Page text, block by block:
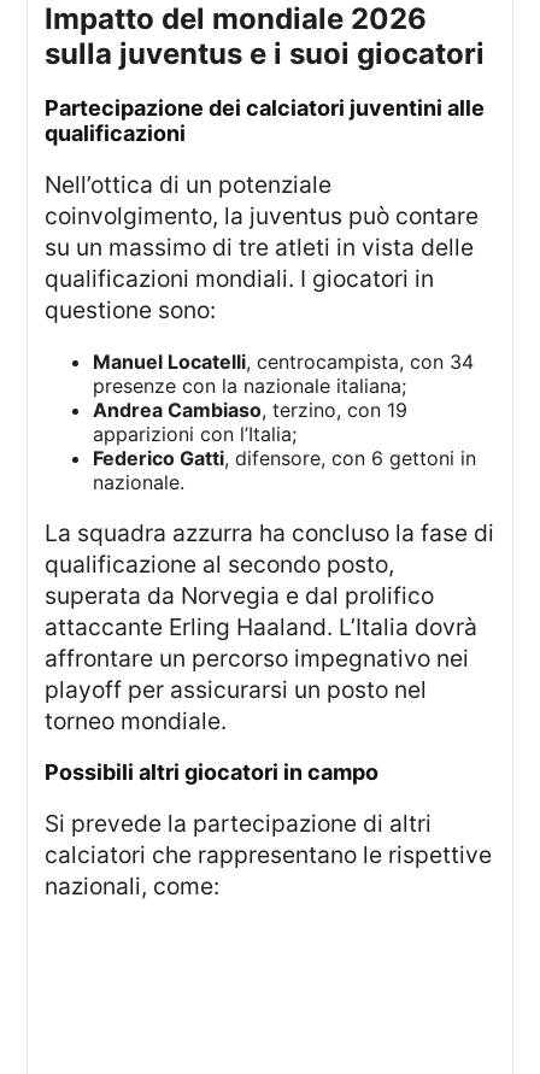
impatto del mondiale 2026
sulla juventus e i suoi giocatori
partecipazione dei calciatori juventini alle
qualificazioni
Nell’ottica di un potenziale
coinvolgimento, la juventus può contare
su un massimo di tre atleti in vista delle
qualificazioni mondiali. I giocatori in
questione sono:
Manuel Locatelli, centrocampista, con 34
presenze con la nazionale italiana;
Andrea Cambiaso, terzino, con 19
apparizioni con l’Italia;
Federico Gatti, difensore, con 6 gettoni in
nazionale.
La squadra azzurra ha concluso la fase di
qualificazione al secondo posto,
superata da Norvegia e dal prolifico
attaccante Erling Haaland. L’Italia dovrà
affrontare un percorso impegnativo nei
playoff per assicurarsi un posto nel
torneo mondiale.
possibili altri giocatori in campo
Si prevede la partecipazione di altri
calciatori che rappresentano le rispettive
nazionali, come: